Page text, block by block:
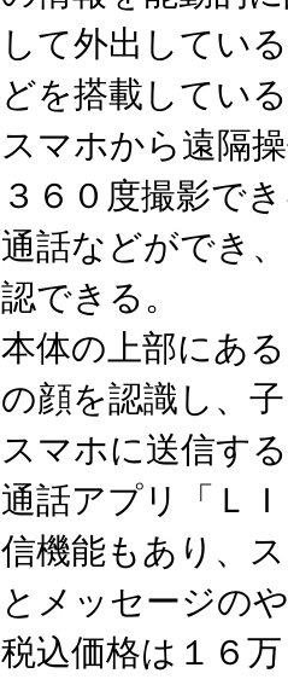
して外出してい
どを搭載してい
スマホから遠隔
３６０度撮影で
通話などができ
認できる。
本体の上部にあ
の顔を認識し、
スマホに送信す
通話アプリ「Ｌ
信機能もあり、
とメッセージの
税込価格は１６